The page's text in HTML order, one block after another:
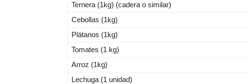
Ternera (1kg) (cadera o similar)
Cebollas (1kg)
Plátanos (1kg)
Tomates (1 kg)
Arroz (1kg)
Lechuga (1 unidad)